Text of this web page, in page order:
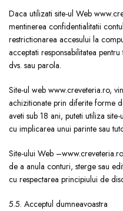
Daca utilizati site-ul Web
mentinerea confidentialitatii
restrictionarea accesului la
acceptati responsabilitatea
dvs. sau parola.
Site-ul web www.creveteria.ro,
achizitionate prin diferite forme
aveti sub 18 ani, puteti utiliza
cu implicarea unui parinte sau
Site-ului Web
de a anula conturi, sterge sau
cu respectarea principiului de
5.5. Acceptul dumneavoastra